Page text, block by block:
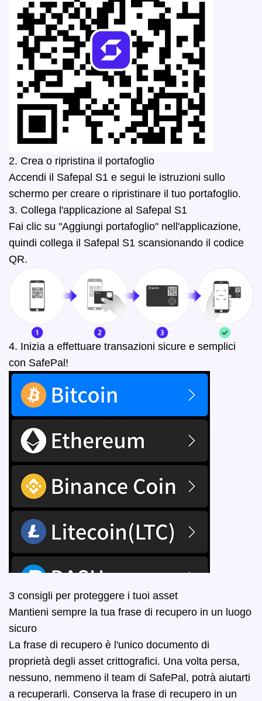
2. Crea o ripristina il portafoglio
Accendi il Safepal S1 e segui le istruzioni sullo
schermo per creare o ripristinare il tuo portafoglio.
3. Collega l'applicazione al Safepal S1
Fai clic su "Aggiungi portafoglio" nell'applicazione,
quindi collega il Safepal S1 scansionando il codice
QR.
4. Inizia a effettuare transazioni sicure e semplici
con SafePal!
3 consigli per proteggere i tuoi asset
Mantieni sempre la tua frase di recupero in un luogo
sicuro
La frase di recupero è l'unico documento di
proprietà degli asset crittografici. Una volta persa,
nessuno, nemmeno il team di SafePal, potrà aiutarti
a recuperarli. Conserva la frase di recupero in un